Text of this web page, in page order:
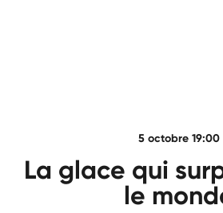
5 octobre 19:00
La glace qui
le